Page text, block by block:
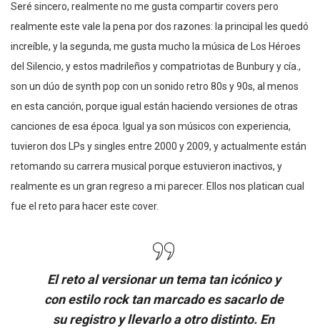
Seré sincero, realmente no me gusta compartir covers pero
realmente este vale la pena por dos razones: la principal les quedó
increíble, y la segunda, me gusta mucho la música de Los Héroes
del Silencio, y estos madrileños y compatriotas de Bunbury y cía.,
son un dúo de synth pop con un sonido retro 80s y 90s, al menos
en esta canción, porque igual están haciendo versiones de otras
canciones de esa época. Igual ya son músicos con experiencia,
tuvieron dos LPs y singles entre 2000 y 2009, y actualmente están
retomando su carrera musical porque estuvieron inactivos, y
realmente es un gran regreso a mi parecer. Ellos nos platican cual
fue el reto para hacer este cover.
El reto al versionar un tema tan icónico y
con estilo rock tan marcado es sacarlo de
su registro y llevarlo a otro distinto. En